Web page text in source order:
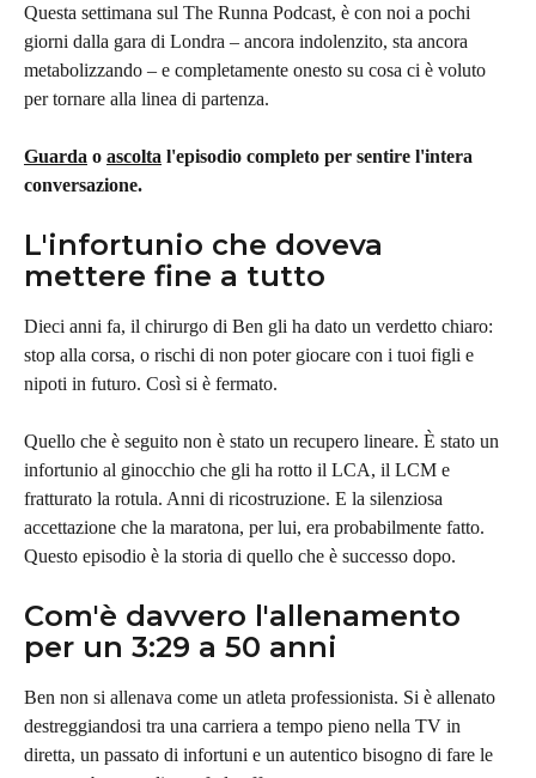
Questa settimana sul The Runna Podcast, è con noi a pochi
giorni dalla gara di Londra – ancora indolenzito, sta ancora
metabolizzando – e completamente onesto su cosa ci è voluto
per tornare alla linea di partenza.
Guarda o ascolta l'episodio completo per sentire l'intera
conversazione.
L'infortunio che doveva
mettere fine a tutto
Dieci anni fa, il chirurgo di Ben gli ha dato un verdetto chiaro:
stop alla corsa, o rischi di non poter giocare con i tuoi figli e
nipoti in futuro. Così si è fermato.
Quello che è seguito non è stato un recupero lineare. È stato un
infortunio al ginocchio che gli ha rotto il LCA, il LCM e
fratturato la rotula. Anni di ricostruzione. E la silenziosa
accettazione che la maratona, per lui, era probabilmente fatto.
Questo episodio è la storia di quello che è successo dopo.
Com'è davvero l'allenamento
per un 3:29 a 50 anni
Ben non si allenava come un atleta professionista. Si è allenato
destreggiandosi tra una carriera a tempo pieno nella TV in
diretta, un passato di infortuni e un autentico bisogno di fare le